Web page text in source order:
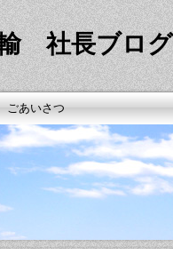
社長ブログ
ごあいさつ